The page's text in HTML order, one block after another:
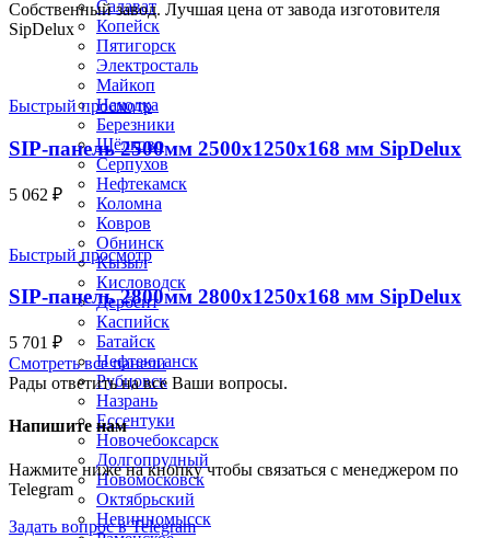
Салават
Копейск
Пятигорск
Электросталь
Майкоп
Находка
Березники
Щёлково
Серпухов
Нефтекамск
Коломна
Ковров
Обнинск
Кызыл
Кисловодск
Дербент
Каспийск
Батайск
Нефтеюганск
Рубцовск
Назрань
Ессентуки
Новочебоксарск
Долгопрудный
Новомосковск
Октябрьский
Невинномысск
Собственный завод. Лучшая цена от завода изготовителя
SipDelux
Быстрый просмотр
SIP-панель 2500мм 2500x1250x168 мм SipDelux
5 062 ₽
Быстрый просмотр
SIP-панель 2800мм 2800x1250x168 мм SipDelux
5 701 ₽
Смотреть все панели
Рады ответить на все Ваши вопросы.
Напишите нам
Нажмите ниже на кнопку чтобы связаться с менеджером по
Telegram
Задать вопрос в Telegram